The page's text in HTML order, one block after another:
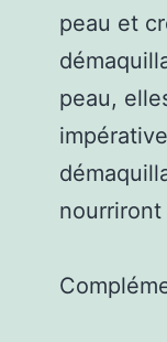
peau et
peau,
nourriront